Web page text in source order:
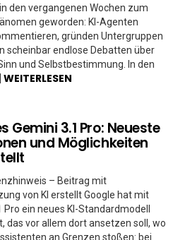
den vergangenen Wochen zum
geworden: KI-Agenten
gründen Untergruppen
scheinbar endlose Debatten über
und Selbstbestimmung. In den
WEITERLESEN
Gemini 3.1 Pro: Neueste
und Möglichkeiten
– Beitrag mit
von KI erstellt Google hat mit
Pro ein neues KI-Standardmodell
das vor allem dort ansetzen soll, wo
an Grenzen stoßen: bei